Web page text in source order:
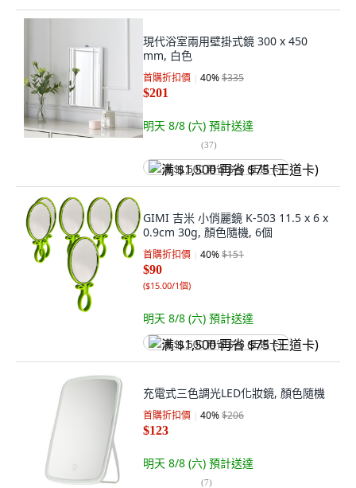
現代浴室兩用壁掛式鏡 300 x 450
mm, 白色
首購折扣價 40%$335
$201
明天 8/8 (六) 預計送達
(37)
满 $1,500 再省 $75 (王道卡)
GIMI 吉米 小俏麗鏡 K-503 11.5 x 6 x
0.9cm 30g, 顏色隨機, 6個
首購折扣價 40%$151
$90
($15.00/1個)
明天 8/8 (六) 預計送達
满 $1,500 再省 $75 (王道卡)
充電式三色調光LED化妝鏡, 顏色隨機
首購折扣價 40%$206
$123
明天 8/8 (六) 預計送達
(7)